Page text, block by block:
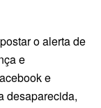
o alerta de
e
e
desaparecida,